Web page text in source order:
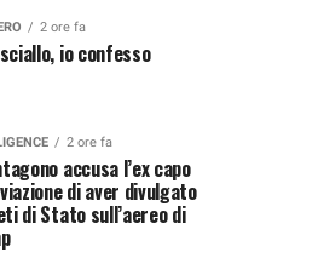
2 ore fa
io confesso
2 ore fa
accusa l’ex capo
di aver divulgato
di Stato sull’aereo di